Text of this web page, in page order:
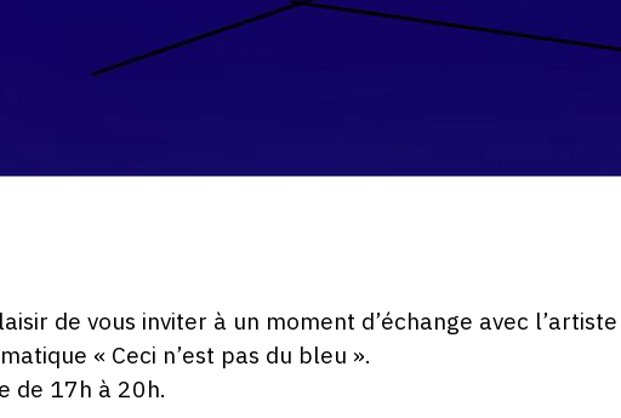
de vous inviter à un moment d’échange avec l’artiste
« Ceci n’est pas du bleu ».
de 17h à 20h.